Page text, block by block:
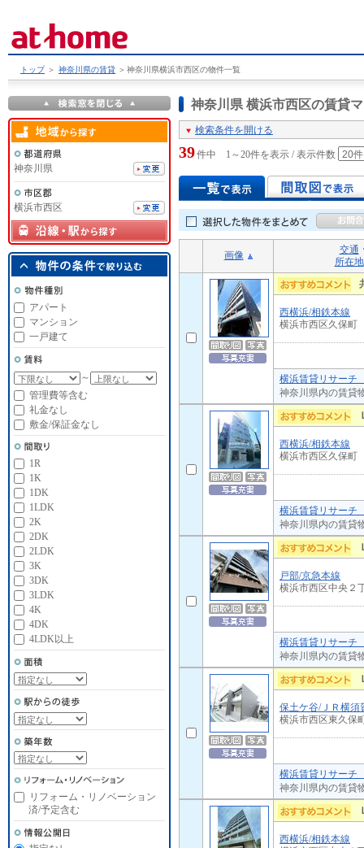
トップ ＞ 神奈川県の賃貸 ＞ 神奈川県横浜市西区の物件一覧
神奈川県 横浜市西区の賃貸
検索条件を開ける
39件中 1～20件を表示 / 表示件数
画像
交通
所在地
西横浜/相鉄本線
横浜市西区久保町
横浜賃貸リサーチ
神奈川県内の賃貸
西横浜/相鉄本線
横浜市西区久保町
横浜賃貸リサーチ
神奈川県内の賃貸
戸部/京急本線
横浜市西区中央２
横浜賃貸リサーチ
神奈川県内の賃貸
保土ケ谷/ＪＲ横須
横浜市西区東久保
横浜賃貸リサーチ
神奈川県内の賃貸
西横浜/相鉄本線
神奈川県
横浜市西区
アパート
マンション
一戸建て
～
管理費等含む
礼金なし
敷金/保証金なし
1R
1K
1DK
1LDK
2K
2DK
2LDK
3K
3DK
3LDK
4K
4DK
4LDK以上
リフォーム・リノベーション
済/予定含む